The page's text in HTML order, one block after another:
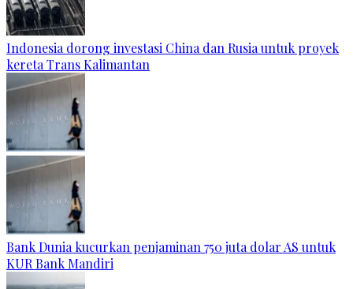
Indonesia dorong investasi China dan Rusia untuk proyek
kereta Trans Kalimantan
Bank Dunia kucurkan penjaminan 750 juta dolar AS untuk
KUR Bank Mandiri